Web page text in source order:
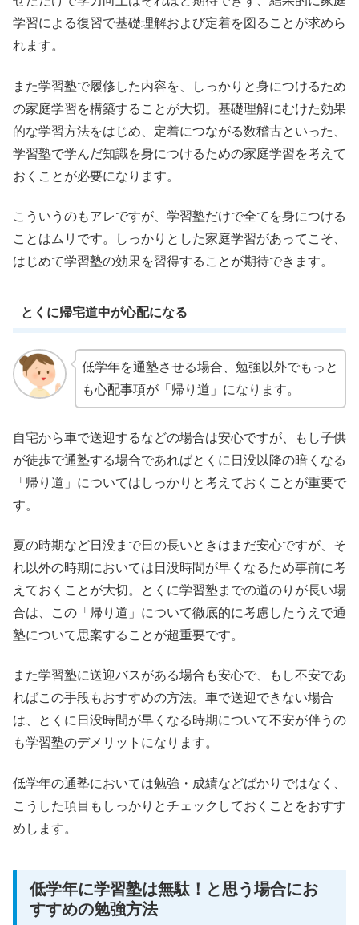
学習による復習で基礎理解および定着を図ることが求めら
れます。
また学習塾で履修した内容を、しっかりと身につけるため
の家庭学習を構築することが大切。基礎理解にむけた効果
的な学習方法をはじめ、定着につながる数稽古といった、
学習塾で学んだ知識を身につけるための家庭学習を考えて
おくことが必要になります。
こういうのもアレですが、学習塾だけで全てを身につける
ことはムリです。しっかりとした家庭学習があってこそ、
はじめて学習塾の効果を習得することが期待できます。
とくに帰宅道中が心配になる
低学年を通塾させる場合、勉強以外でもっと
も心配事項が「帰り道」になります。
自宅から車で送迎するなどの場合は安心ですが、もし子供
が徒歩で通塾する場合であればとくに日没以降の暗くなる
「帰り道」についてはしっかりと考えておくことが重要で
す。
夏の時期など日没まで日の長いときはまだ安心ですが、そ
れ以外の時期においては日没時間が早くなるため事前に考
えておくことが大切。とくに学習塾までの道のりが長い場
合は、この「帰り道」について徹底的に考慮したうえで通
塾について思案することが超重要です。
また学習塾に送迎バスがある場合も安心で、もし不安であ
ればこの手段もおすすめの方法。車で送迎できない場合
は、とくに日没時間が早くなる時期について不安が伴うの
も学習塾のデメリットになります。
低学年の通塾においては勉強・成績などばかりではなく、
こうした項目もしっかりとチェックしておくことをおすす
めします。
低学年に学習塾は無駄！と思う場合にお
すすめの勉強方法